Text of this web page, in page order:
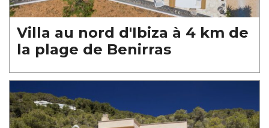
Villa au nord d'Ibiza à 4 km de
la plage de Benirras